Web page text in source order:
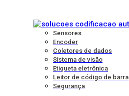
Sensores
Encoder
Coletores de dados
Sistema de visão
Etiqueta eletrônica
Leitor de código de barra
Segurança